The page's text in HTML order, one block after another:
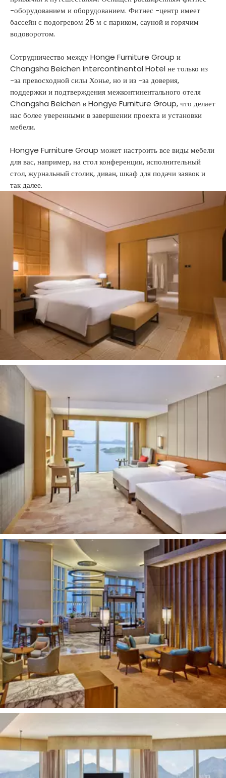
-оборудованием и оборудованием. Фитнес -центр имеет
бассейн с подогревом 25 м с париком, сауной и горячим
водоворотом.
Сотрудничество между Honge Furniture Group и
Changsha Beichen Intercontinental Hotel не только из
-за превосходной силы Хонье, но и из -за доверия,
поддержки и подтверждения межконтинентального отеля
Changsha Beichen в Hongye Furniture Group, что делает
нас более уверенными в завершении проекта и установки
мебели.
Hongye Furniture Group может настроить все виды мебели
для вас, например, на стол конференции, исполнительный
стол, журнальный столик, диван, шкаф для подачи заявок и
так далее.